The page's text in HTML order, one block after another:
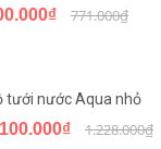
771.000₫
tưới nước Aqua nhỏ
1.228.000₫